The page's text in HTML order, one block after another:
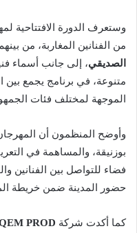
وستعرف الدورة الافتتاحية
من الفنانين المغاربة، من
الصديقي، إلى جانب أسماء
متنوعة، في برنامج يجمع بين
الموجهة لمختلف فئات
وأوضح المنظمون أن المهرجان
بوزنيقة، والمساهمة في
فضاء للتواصل بين الفنانين
حضور المدينة ضمن خريطة
كما أكدت شركة PROD